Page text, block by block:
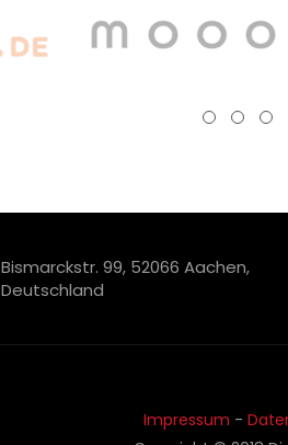
Bismarckstr. 99, 52066 Aachen,
Deutschland
Impressum -